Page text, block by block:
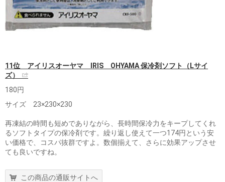
11位 アイリスオーヤマ IRIS OHYAMA 保冷剤ソフト（Lサイ
ズ）
180円
サイズ 23×230×230
再凍結の時間も短めでありながら、長時間保冷力をキープしてくれ
るソフトタイプの保冷剤です。繰り返し使えて一つ174円という安
い価格で、コスパ抜群ですよ。数個揃えて、さらに効果アップさせ
ても良いですね。
この商品の通販サイトへ